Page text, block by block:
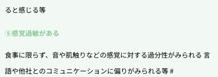
ると感じる等
⑤感覚過敏がある
食事に限らず、音や肌触りなどの感覚に対する過分性がみられる 言
語や他社とのコミュニケーションに偏りがみられる等 #